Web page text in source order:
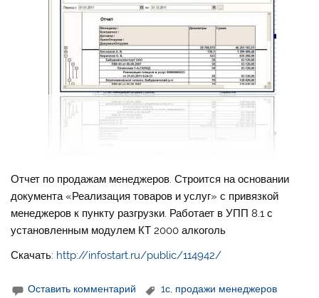
Отчет по продажам менеджеров. Строится на основании
документа «Реализация товаров и услуг» с привязкой
менеджеров к пункту разгрузки. Работает в УПП 8.1 с
установленным модулем КТ 2000 алкоголь
Скачать: http://infostart.ru/public/114942/
Оставить комментарий 1с, продажи менеджеров